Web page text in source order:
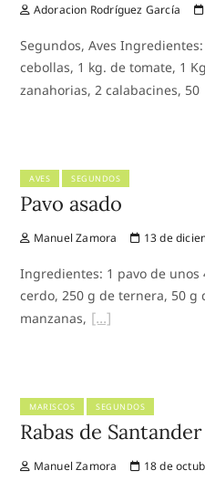
Adoracion Rodríguez García
Segundos, Aves
cebollas, 1 kg. de tomate, 1
zanahorias, 2 calabacines, 50
AVES SEGUNDOS
Pavo asado
Manuel Zamora 13 de
Ingredientes: 1 pavo de unos
cerdo, 250 g de ternera, 50 g
manzanas,
MARISCOS SEGUNDOS
Rabas de Santander
Manuel Zamora 18 de